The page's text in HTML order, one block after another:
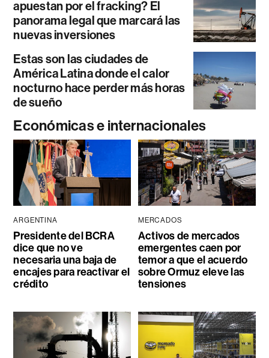
apuestan por el fracking? El
panorama legal que marcará las
nuevas inversiones
Estas son las ciudades de
América Latina donde el calor
nocturno hace perder más horas
de sueño
Económicas e internacionales
ARGENTINA
Presidente del BCRA
dice que no ve
necesaria una baja de
encajes para reactivar el
crédito
MERCADOS
Activos de mercados
emergentes caen por
temor a que el acuerdo
sobre Ormuz eleve las
tensiones